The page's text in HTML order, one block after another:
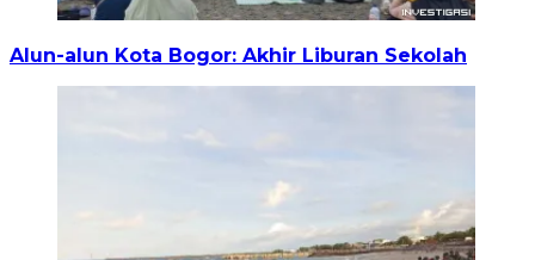
Alun-alun Kota Bogor: Akhir Liburan Sekolah